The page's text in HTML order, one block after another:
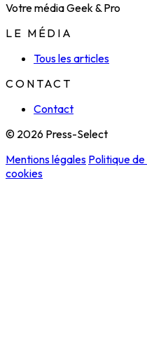
Votre média Geek & Pro
LE MÉDIA
Tous les articles
CONTACT
Contact
© 2026 Press-Select
Mentions légales Politique
cookies